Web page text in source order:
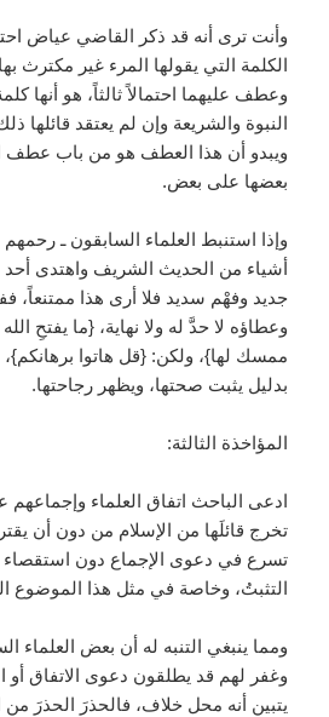
وأنت ترى أنه قد ذكر القاضي عياض
الكلمة التي يقولها المرء غير مكترث
وعطف عليهما احتمالاً ثالثاً، هو أنها
النبوة والشريعة وإن لم يعتقد قائلها
ويبدو أن هذا العطف هو من باب عطف
بعضها على بعض.
وإذا استنبط العلماء السابقون ـ رحمهم
أشياء من الحديث الشريف واهتدى أحد
جديد وفهْم سديد فلا أرى هذا ممتنعاً،
وعطاؤه لا حدَّ له ولا نهاية، {ما يفتحِ
ممسك لها}، ولكن: {قل هاتوا برهانكم}،
بدليل يثبت صحتها، ويظهر رجاحتها.
المؤاخذة الثالثة:
ادعى الباحث اتفاق العلماء وإجماعهم
تخرج قائلَها من الإسلام من دون أن
تسرع في دعوى الإجماع دون استقصاء
التثبتُ، وخاصة في مثل هذا الموضوع
ومما ينبغي التنبه له أن بعض العلماء
وغفر لهم قد يطلقون دعوى الاتفاق أو
يتبين أنه محل خلاف، فالحذرَ الحذرَ من